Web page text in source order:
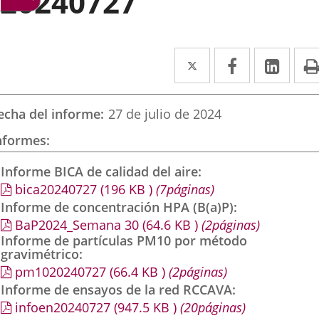
Twitter
Enlace
a
una
externa.
Facebook
Enlace
a
externa.
a
del informe 27 de julio de 2024
Informe BICA de calidad del aire
bica20240727 (196 KB ) (7páginas)
Informe de concentración HPA (B(a)P)
BaP2024_Semana 30 (64.6 KB ) (2páginas)
Informe de partículas PM10 por método
gravimétrico
pm1020240727 (66.4 KB ) (2páginas)
Informe de ensayos de la red RCCAVA
infoen20240727 (947.5 KB ) (20páginas)